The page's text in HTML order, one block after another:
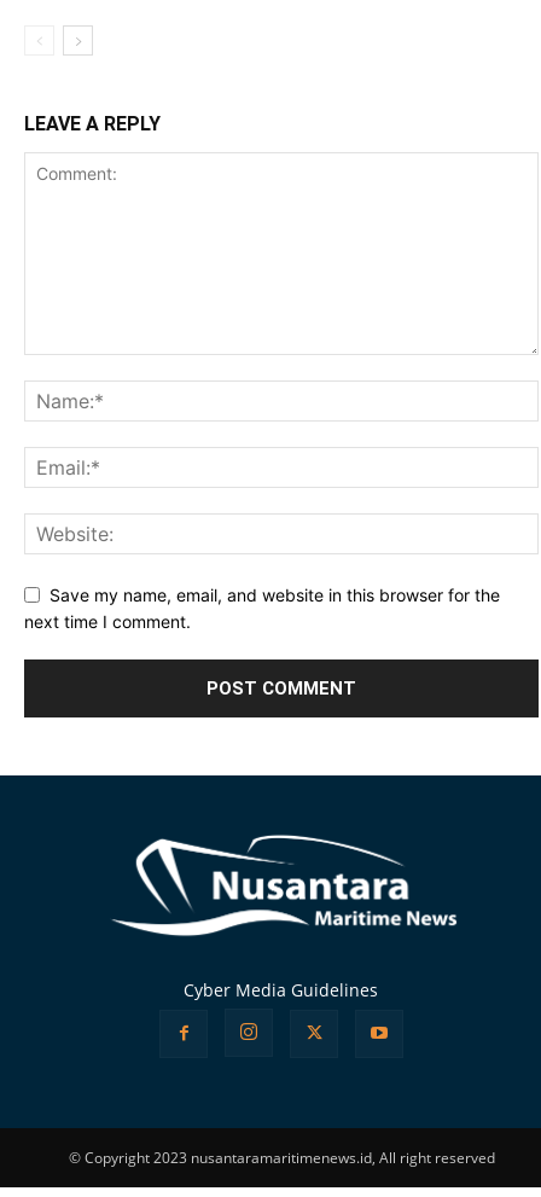
LEAVE A REPLY
Save my name, email, and website in this browser for the
next time I comment.
Cyber Media Guidelines
© Copyright 2023 nusantaramaritimenews.id, All right reserved